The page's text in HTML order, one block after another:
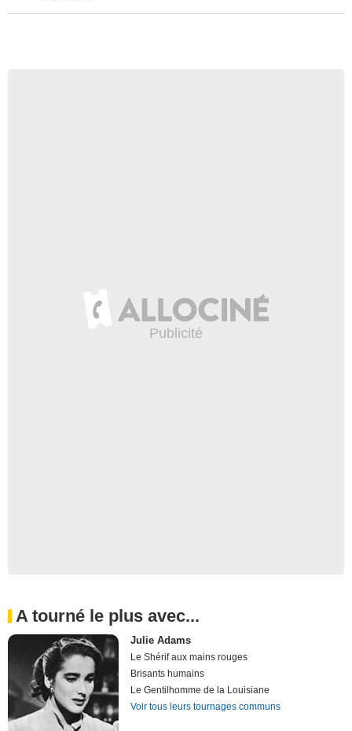
A tourné le plus avec...
Julie Adams
Le Shérif aux mains rouges
Brisants humains
Le Gentilhomme de la Louisiane
Voir tous leurs tournages communs